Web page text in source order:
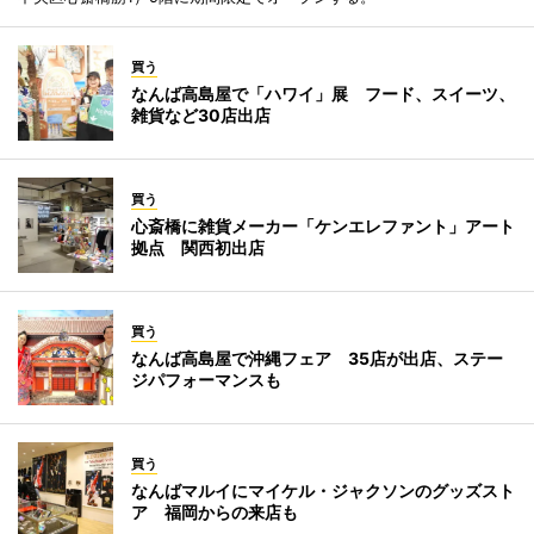
買う
なんば高島屋で「ハワイ」展 フード、スイーツ、
雑貨など30店出店
買う
心斎橋に雑貨メーカー「ケンエレファント」アート
拠点 関西初出店
買う
なんば高島屋で沖縄フェア 35店が出店、ステー
ジパフォーマンスも
買う
なんばマルイにマイケル・ジャクソンのグッズスト
ア 福岡からの来店も